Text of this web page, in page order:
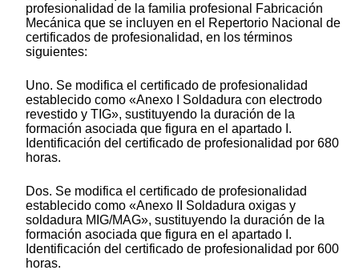
profesionalidad de la familia profesional Fabricación
Mecánica que se incluyen en el Repertorio Nacional de
certificados de profesionalidad, en los términos
siguientes:
Uno. Se modifica el certificado de profesionalidad
establecido como «Anexo I Soldadura con electrodo
revestido y TIG», sustituyendo la duración de la
formación asociada que figura en el apartado I.
Identificación del certificado de profesionalidad por 680
horas.
Dos. Se modifica el certificado de profesionalidad
establecido como «Anexo II Soldadura oxigas y
soldadura MIG/MAG», sustituyendo la duración de la
formación asociada que figura en el apartado I.
Identificación del certificado de profesionalidad por 600
horas.